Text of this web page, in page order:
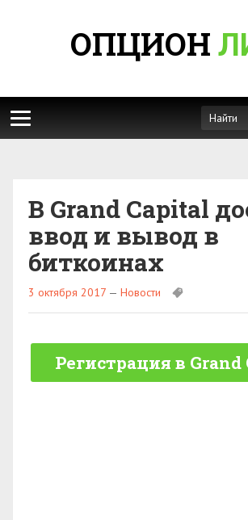
ОПЦИОН
В Grand Capital
ввод и вывод в
биткоинах
3 октября 2017 — Новости
Регистрация в